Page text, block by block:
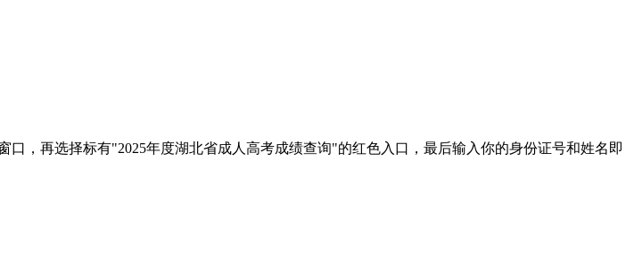
，再选择标有"2025年度湖北省成人高考成绩查询"的红色入口，最后输入你的身份证号和姓名即